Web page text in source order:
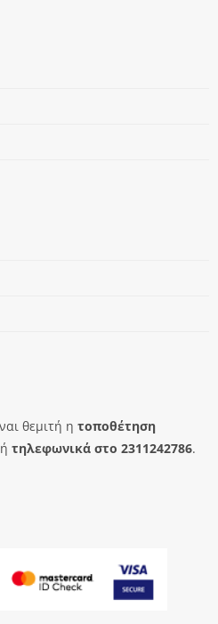
θεμιτή η τοποθέτηση
τηλεφωνικά στο 2311242786.